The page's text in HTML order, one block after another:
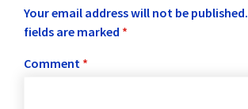
Your email address will not be published.
fields are marked *
Comment *